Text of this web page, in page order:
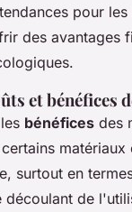
pour
des
et bénéfices
bénéfices des
surtout en
de